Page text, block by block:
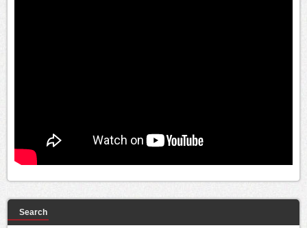
Search